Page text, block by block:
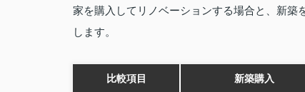
家を購入してリノベーションする場合と、新
します。
比較項目 新築購入